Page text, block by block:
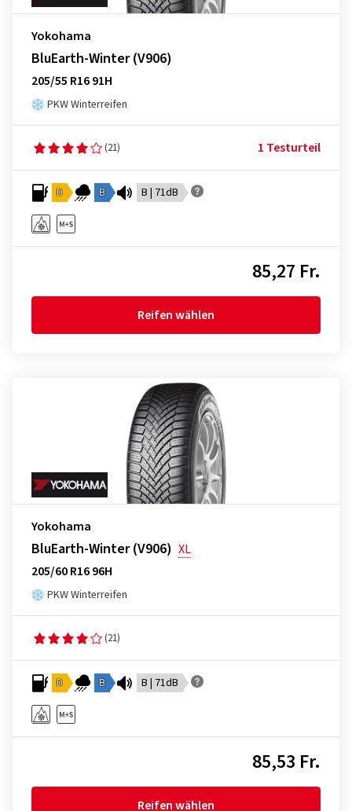
Yokohama
BluEarth-Winter (V906)
205/55 R16 91H
PKW Winterreifen
(21) 1 Testurteil
D B B | 71dB
85,27 Fr.
Reifen wählen
Yokohama
BluEarth-Winter (V906) XL
205/60 R16 96H
PKW Winterreifen
(21)
D B B | 71dB
85,53 Fr.
Reifen wählen